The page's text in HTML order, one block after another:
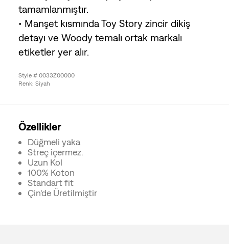
tamamlanmıştır.
• Manşet kısmında Toy Story zincir dikiş
detayı ve Woody temalı ortak markalı
etiketler yer alır.
Style # 0033Z00000
Renk: Siyah
Özellikler
Düğmeli yaka
Streç içermez.
Uzun Kol
100% Koton
Standart fit
Çin'de Üretilmiştir